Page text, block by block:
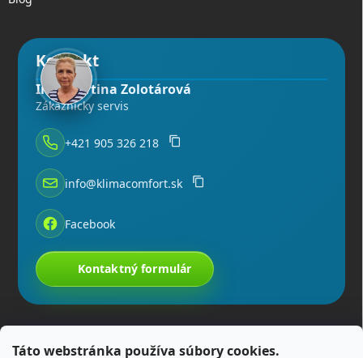
Táto webstránka používa súbory cookies.
Kontakt
Ing. Martina Zolotárová
Zákaznícky servis
+421 905 326 218
info@klimacomfort.sk
Facebook
Kontaktný formulár